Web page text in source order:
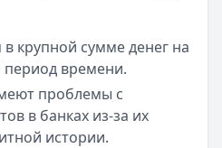
в крупной сумме денег на
времени.
проблемы с
в банках из-за их
истории.